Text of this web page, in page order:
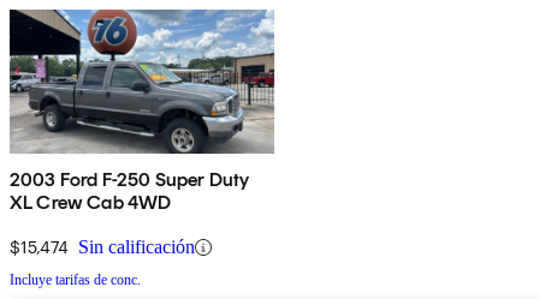
2003 Ford F-250 Super Duty
XL Crew Cab 4WD
$15,474 Sin calificación
Incluye tarifas de conc.